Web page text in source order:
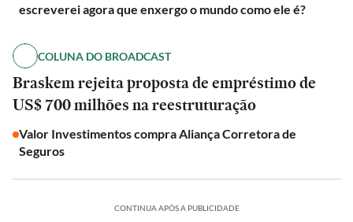
escreverei agora que enxergo o mundo como ele é?
COLUNA DO BROADCAST
Braskem rejeita proposta de empréstimo de
US$ 700 milhões na reestruturação
Valor Investimentos compra Aliança Corretora de
Seguros
CONTINUA APÓS A PUBLICIDADE